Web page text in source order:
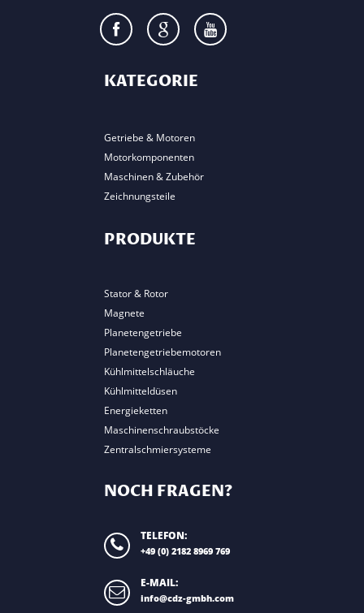
KATEGORIE
Getriebe & Motoren
Motorkomponenten
Maschinen & Zubehör
Zeichnungsteile
PRODUKTE
Stator & Rotor
Magnete
Planetengetriebe
Planetengetriebemotoren
Kühlmittelschläuche
Kühlmitteldüsen
Energieketten
Maschinenschraubstöcke
Zentralschmiersysteme
NOCH FRAGEN?
TELEFON:
+49 (0) 2182 8969 769
E-MAIL:
info@cdz-gmbh.com